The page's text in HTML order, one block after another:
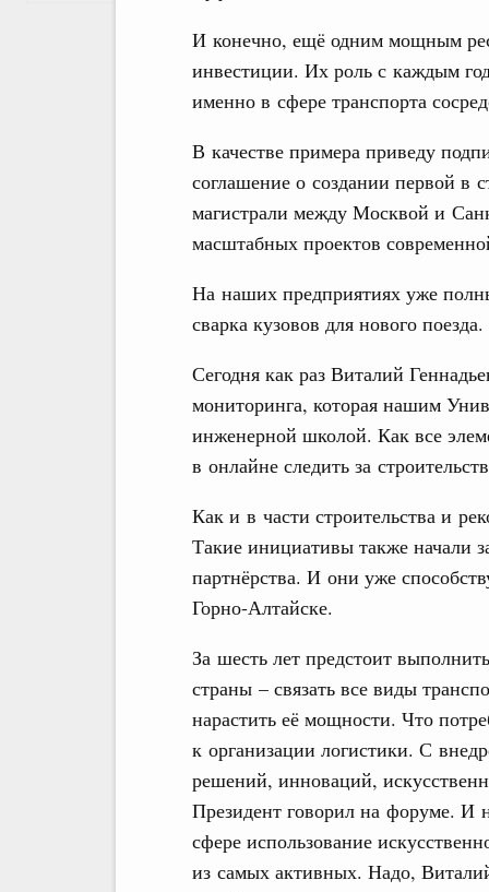
И конечно, ещё одним мощным
инвестиции. Их роль с каждым
именно в сфере транспорта
В качестве примера приведу
соглашение о создании первой в
магистрали между Москвой и
масштабных проектов
На наших предприятиях уже
сварка кузовов для нового
Сегодня как раз Виталий
мониторинга, которая нашим
инженерной школой. Как все
в онлайне следить за
Как и в части строительства и
Такие инициативы также начали
партнёрства. И они уже
Горно-Алтайске.
За шесть лет предстоит
страны – связать все виды
нарастить её мощности. Что
к организации логистики. С
решений, инноваций,
Президент говорил на форуме. И
сфере использование
из самых активных. Надо,